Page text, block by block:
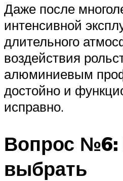
Даже после
интенсивной
длительного
воздействия
алюминиевым
достойно и
исправно.
Вопрос №6:
выбрать